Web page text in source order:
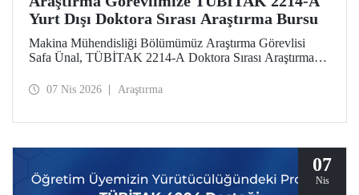
Yurt Dışı Doktora Sırası Araştırma Bursu
Makina Mühendisliği Bölümümüz Araştırma Görevlisi
Safa Ünal, TÜBİTAK 2214-A Doktora Sırası Araştırma
07 Nis 2026 Araştırma
07
Nis